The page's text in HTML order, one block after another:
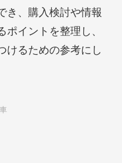
き、購入検討や情報
イントを整理し、
けるための参考にし